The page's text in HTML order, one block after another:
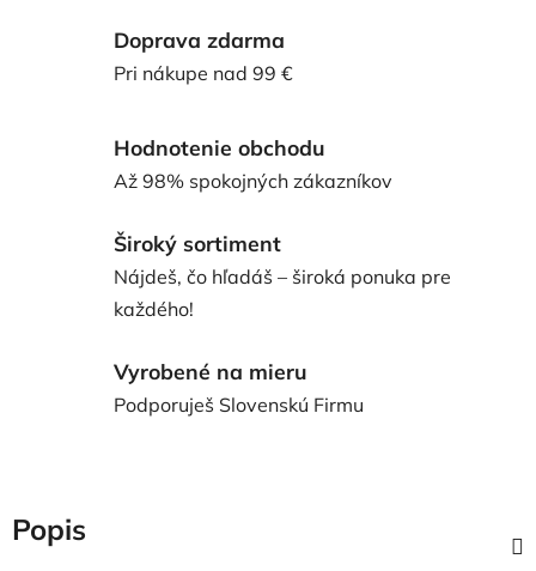
Doprava zdarma
Pri nákupe nad 99 €
Hodnotenie obchodu
Až 98% spokojných zákazníkov
Široký sortiment
Nájdeš, čo hľadáš – široká ponuka pre
každého!
Vyrobené na mieru
Podporuješ Slovenskú Firmu
Popis